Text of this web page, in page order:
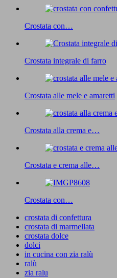
Crostata con…
Crostata integrale di farro
Crostata alle mele e amaretti
Crostata alla crema e…
Crostata e crema alle…
Crostata con…
crostata di confettura
crostata di marmellata
crostata dolce
dolci
in cucina con zia ralù
ralù
zia ralu